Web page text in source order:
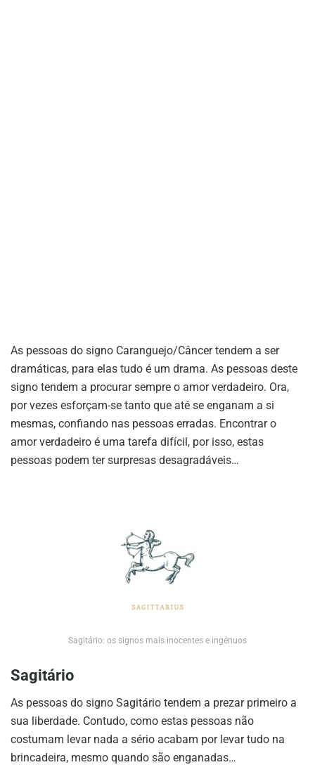
As pessoas do signo Caranguejo/Câncer tendem a ser
dramáticas, para elas tudo é um drama. As pessoas deste
signo tendem a procurar sempre o amor verdadeiro. Ora,
por vezes esforçam-se tanto que até se enganam a si
mesmas, confiando nas pessoas erradas. Encontrar o
amor verdadeiro é uma tarefa difícil, por isso, estas
pessoas podem ter surpresas desagradáveis…
Sagitário: os signos mais inocentes e ingénuos
Sagitário
As pessoas do signo Sagitário tendem a prezar primeiro a
sua liberdade. Contudo, como estas pessoas não
costumam levar nada a sério acabam por levar tudo na
brincadeira, mesmo quando são enganadas…